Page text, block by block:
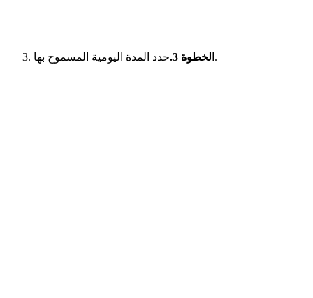
الخطوة 3. حدد المدة اليومية المسموح بها.